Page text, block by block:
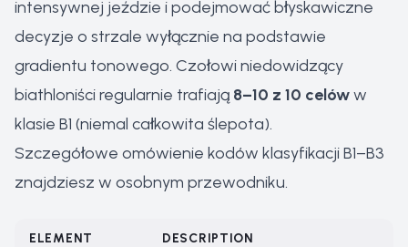
intensywnej jeździe i podejmować błyskawiczne
decyzje o strzale wyłącznie na podstawie
gradientu tonowego. Czołowi niedowidzący
biathloniści regularnie trafiają 8–10 z 10 celóww
klasie B1 (niemal całkowita ślepota).
Szczegółowe omówienie kodów klasyfikacji B1–B3
znajdziesz w osobnym przewodniku.
ELEMENT DESCRIPTION